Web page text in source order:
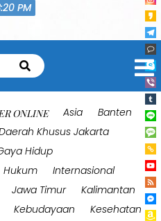
PM
Search
ONLINE Asia
Banten
Khusus Jakarta
Hidup
Hukum
Internasional
Jawa Timur
Kalimantan
Kebudayaan
Kesehatan